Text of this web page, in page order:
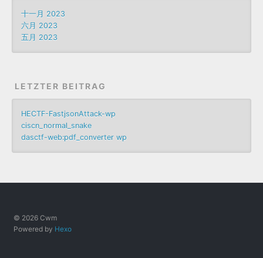
十一月 2023
六月 2023
五月 2023
LETZTER BEITRAG
HECTF-FastjsonAttack-wp
ciscn_normal_snake
dasctf-web:pdf_converter wp
© 2026 Cwm
Powered by Hexo